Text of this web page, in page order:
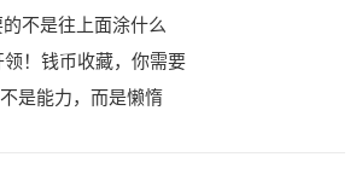
不是往上面涂什么
！钱币收藏，你需要
是能力，而是懒惰